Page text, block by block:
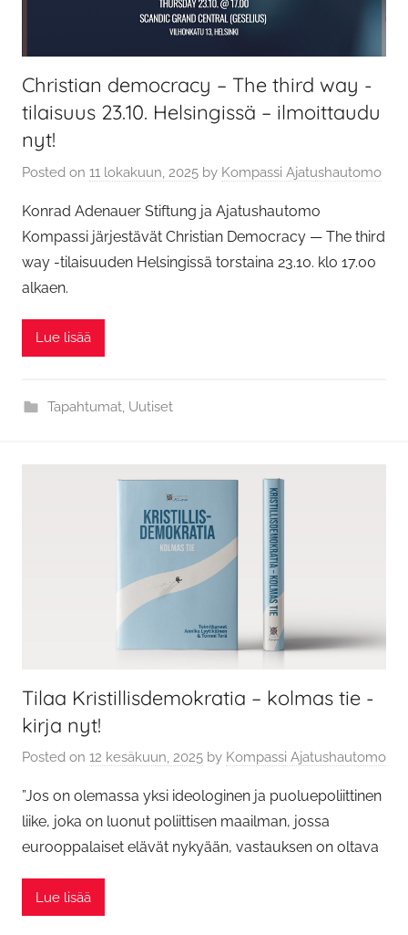
Christian democracy – The third way -
tilaisuus 23.10. Helsingissä – ilmoittaudu
nyt!
Posted on 11 lokakuun, 2025 by Kompassi Ajatushautomo
Konrad Adenauer Stiftung ja Ajatushautomo
Kompassi järjestävät Christian Democracy — The third
way -tilaisuuden Helsingissä torstaina 23.10. klo 17.00
alkaen.
Lue lisää
Tapahtumat, Uutiset
Tilaa Kristillisdemokratia – kolmas tie -
kirja nyt!
Posted on 12 kesäkuun, 2025 by Kompassi Ajatushautomo
”Jos on olemassa yksi ideologinen ja puoluepoliittinen
liike, joka on luonut poliittisen maailman, jossa
eurooppalaiset elävät nykyään, vastauksen on oltava
Lue lisää